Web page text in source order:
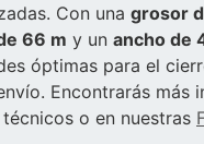
Con una grosor
66 m y un ancho de
óptimas para el
Encontrarás más
o en nuestras